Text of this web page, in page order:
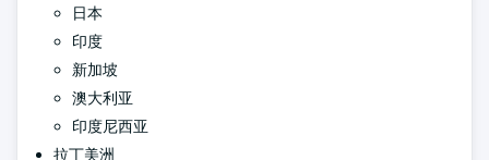
日本
印度
新加坡
澳大利亚
印度尼西亚
拉丁美洲